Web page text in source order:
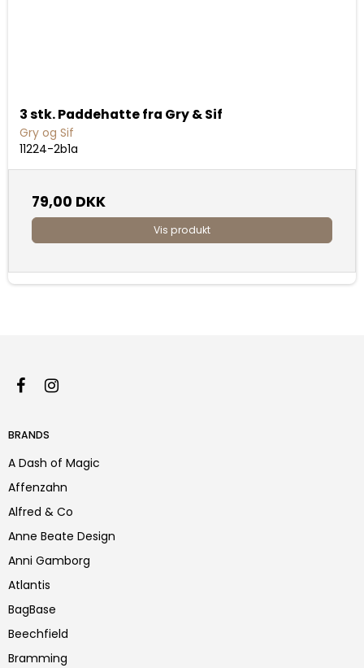
3 stk. Paddehatte fra Gry & Sif
Gry og Sif
11224-2b1a
79,00 DKK
Vis produkt
BRANDS
A Dash of Magic
Affenzahn
Alfred & Co
Anne Beate Design
Anni Gamborg
Atlantis
BagBase
Beechfield
Bramming